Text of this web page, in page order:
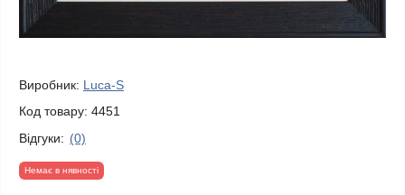
Виробник: Luca-S
Код товару: 4451
Відгуки: (0)
Немає в нявності